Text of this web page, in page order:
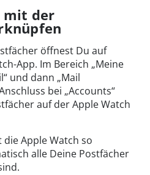
mit der
öffnest Du auf
App. Im Bereich „Meine
und dann „Mail
bei „Accounts“
auf der Apple Watch
die Apple Watch so
alle Deine Postfächer